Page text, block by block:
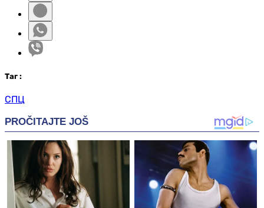
Таг :
СПЦ